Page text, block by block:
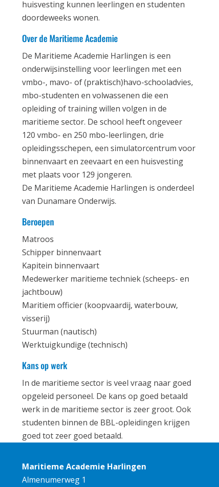
huisvesting kunnen leerlingen en studenten
doordeweeks wonen.
Over de Maritieme Academie
De Maritieme Academie Harlingen is een
onderwijsinstelling voor leerlingen met een
vmbo-, mavo- of (praktisch)havo-schooladvies,
mbo-studenten en volwassenen die een
opleiding of training willen volgen in de
maritieme sector. De school heeft ongeveer
120 vmbo- en 250 mbo-leerlingen, drie
opleidingsschepen, een simulatorcentrum voor
binnenvaart en zeevaart en een huisvesting
met plaats voor 129 jongeren.
De Maritieme Academie Harlingen is onderdeel
van Dunamare Onderwijs.
Beroepen
Matroos
Schipper binnenvaart
Kapitein binnenvaart
Medewerker maritieme techniek (scheeps- en
jachtbouw)
Maritiem officier (koopvaardij, waterbouw,
visserij)
Stuurman (nautisch)
Werktuigkundige (technisch)
Kans op werk
In de maritieme sector is veel vraag naar goed
opgeleid personeel. De kans op goed betaald
werk in de maritieme sector is zeer groot. Ook
studenten binnen de BBL-opleidingen krijgen
goed tot zeer goed betaald.
Maritieme Academie Harlingen
Almenumerweg 1